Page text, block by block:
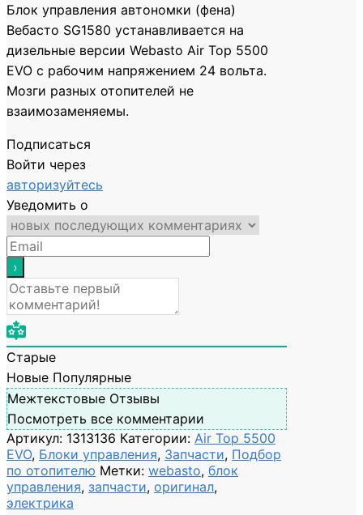
Блок управления автономки (фена)
Вебасто SG1580 устанавливается на
дизельные версии Webasto Air Top 5500
EVO c рабочим напряжением 24 вольта.
Мозги разных отопителей не
взаимозаменяемы.
Подписаться
Войти через
авторизуйтесь
Уведомить о
Старые
Новые Популярные
Межтекстовые Отзывы
Посмотреть все комментарии
Артикул: 1313136 Категории: Air Top 5500
EVO, Блоки управления, Запчасти, Подбор
по отопителю Метки: webasto, блок
управления, запчасти, оригинал,
электрика